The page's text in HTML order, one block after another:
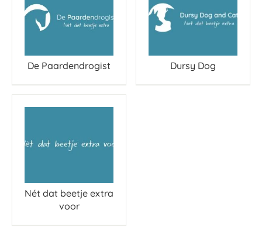
De Paardendrogist Dursy Dog
Nét dat beetje extra
voor